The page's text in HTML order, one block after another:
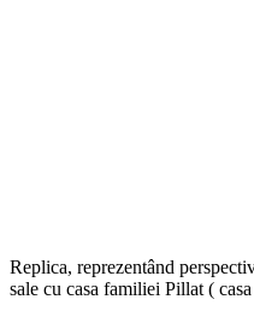
Replica, reprezentând
sale cu casa familiei Pillat (